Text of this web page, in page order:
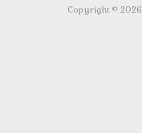
Copyright © 2026